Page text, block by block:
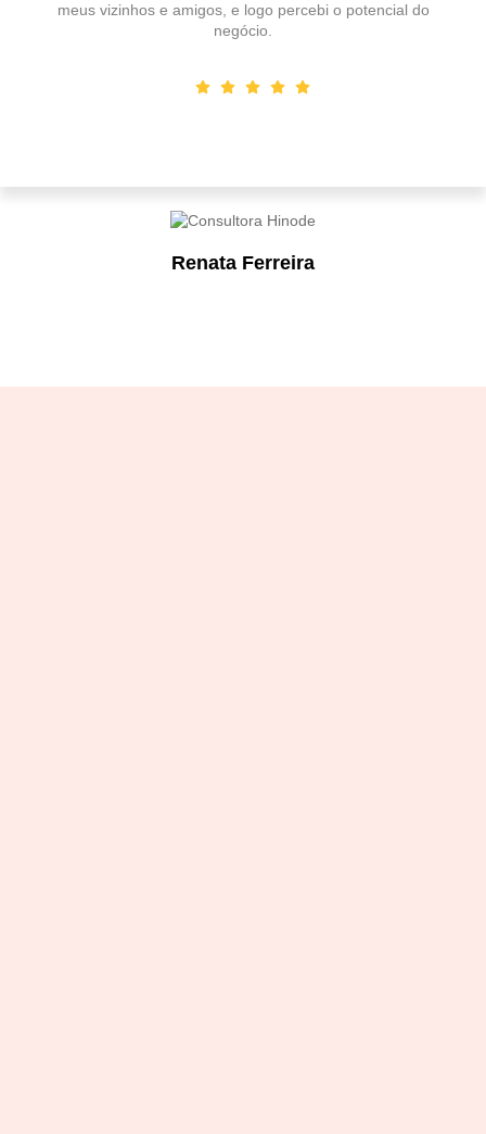
Renata Ferreira
meus vizinhos e amigos, e logo percebi o potencial do
negócio.